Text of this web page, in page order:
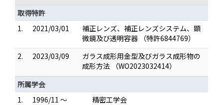
取得特許
1.
2021/03/01
補正レンズ、補正レンズシステム、顕
微鏡及び透明容器 （特許6844769）
2.
2023/03/09
ガラス成形用金型及びガラス成形物の
成形方法 （WO2023032414）
所属学会
1.
1996/11 ～
精密工学会